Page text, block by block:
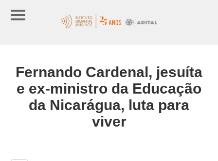
Fernando Cardenal, jesuíta
e ex-ministro da Educação
da Nicarágua, luta para
viver